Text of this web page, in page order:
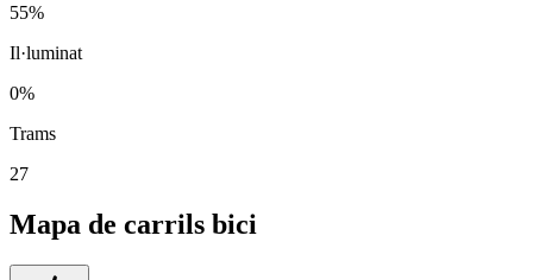
55%
Il·luminat
0%
Trams
27
Mapa de carrils bici